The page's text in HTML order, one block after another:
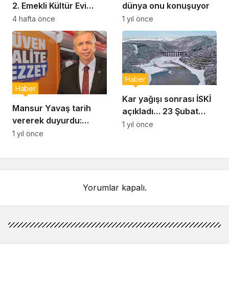
2. Emekli Kültür Evi
Hizmet Vermeye
Başladı
4 hafta önce
dünya onu konuşuyor
1 yıl önce
Mansur Yavaş tarih
vererek duyurdu:
Uygun fiyatlı et satışı
Haber
1 yıl önce
Kar yağışı sonrası İSKİ
açıkladı… 23 Şubat
İstanbul baraj doluluk
Haber
1 yıl önce
Yorumlar kapalı.